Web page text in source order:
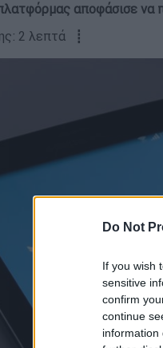
Do Not
If you wish
sensitive
confirm
continue
information
αποφάσισε να
2 λεπτά ┋